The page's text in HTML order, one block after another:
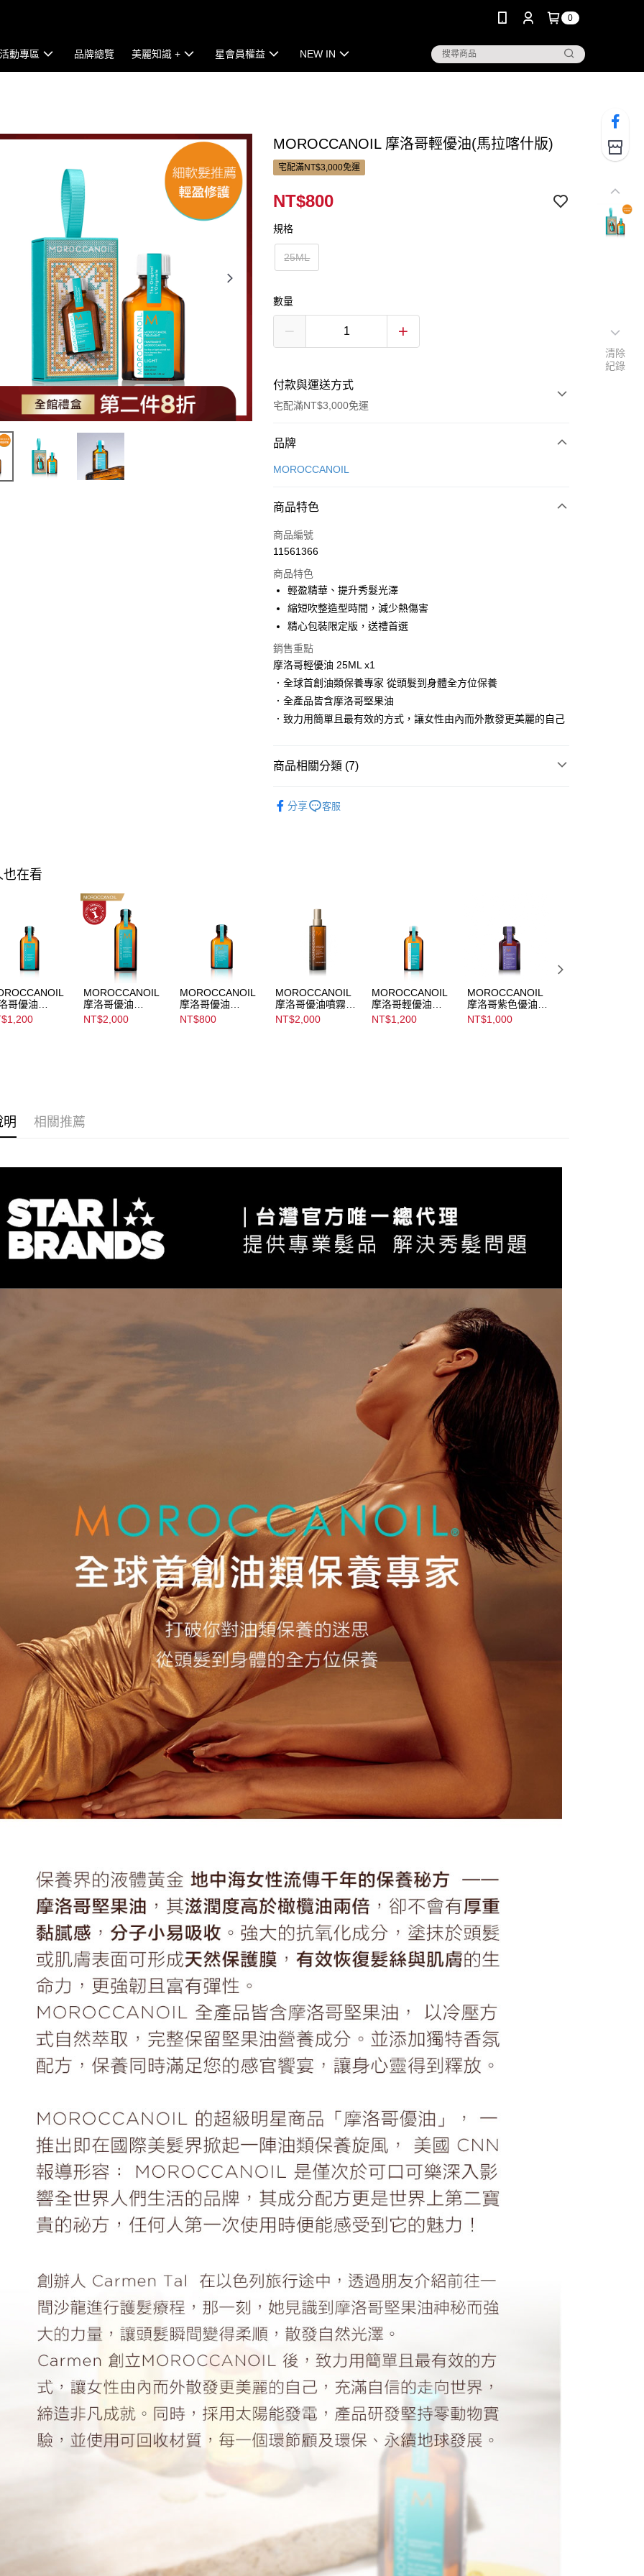
0
動專區 品牌總覽 美麗知識 + 星會員權益 NEW IN
MOROCCANOIL 摩洛哥輕優油(馬拉喀什版)
宅配滿NT$3,000免運
NT$800
規格
25ML
數量
付款與運送方式
宅配滿NT$3,000免運
付款方式
信用卡一次付款
街口支付
悠遊付
Google Pay
AFTEE先享後付
相關說明
【關於「AFTEE先享後付」】
AFTEE先享後付是「在收到商品之後才付款」的支付方式。 讓您購物簡單
便利好安心！
１．簡單：不需註冊會員、不需綁卡、不需儲值。
３．安心：先確認商品／服務後，再付款。
１．於結帳方式選擇「AFTEE先享後付」後，將跳轉至「AFTEE先享後
３．收到繳費通知簡訊後14天內，點擊此簡訊中的連結，可透過四大超商
／ATM／網路銀行／等多元方式進行付款，方視為交易完成。
【注意事項】
１．透過由恩沛科技股份有限公司提供之「AFTEE先享後付」服務完成之
交易，需依本服務之必要範圍內提供個人資料，並將交易相關給付款項請
求債權轉讓予恩沛科技股份有限公司。
２．關於個人資料處理事宜，請瀏覽以下網址：
３．未成年的使用者請事先徵得法定代理人或監護人之同意方可使用
「AFTEE先享後付」，若未經同意申辦者引起之損失，本公司不負相關責
任。
運送方式
宅配
宅配-離島
品牌
MOROCCANOIL
商品特色
商品編號
11561366
商品特色
輕盈精華、提升秀髮光澤
縮短吹整造型時間，減少熱傷害
精心包裝限定版，送禮首選
銷售重點
摩洛哥輕優油 25ML x1
．全球首創油類保養專家 從頭髮到身體全方位保養
．全產品皆含摩洛哥堅果油
．致力用簡單且最有效的方式，讓女性由內而外散發更美麗的自己
商品相關分類 (7)
✧ 𝗡𝗘𝗪 新品專區
▌寵愛七夕✦精選禮盒第二件8折
分享 客服
也在看
哥優油
MOROCCANOIL
摩洛哥優油
Moroccanoil
Treatment
NT$2,000
MOROCCANOIL
摩洛哥優油
Moroccanoil
Treatment
NT$800
MOROCCANOIL
摩洛哥優油噴霧
Moroccanoil
Treatment Mist
NT$2,000
MOROCCANOIL
摩洛哥輕優油
Moroccanoil
Treatment Light
NT$1,200
MOROCCANOIL
摩洛哥紫色優油
Moroccanoil
Treatment Purple
NT$1,000
明 相關推薦
清除
紀錄